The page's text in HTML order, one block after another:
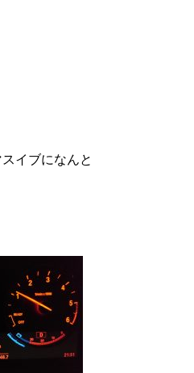
イブになんと